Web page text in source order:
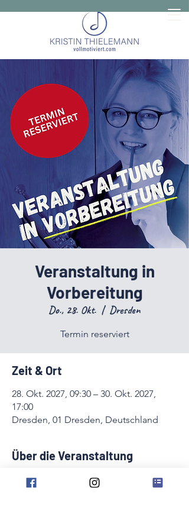
Veranstaltung in
Vorbereitung
Do., 28. Okt.
  |
Dresden
Termin reserviert
Zeit & Ort
28. Okt. 2027, 09:30 – 30. Okt. 2027,
17:00
Dresden, 01 Dresden, Deutschland
Über die Veranstaltung
Fortbildungen  für den LVdM Sachsen in
Vorbereitung.